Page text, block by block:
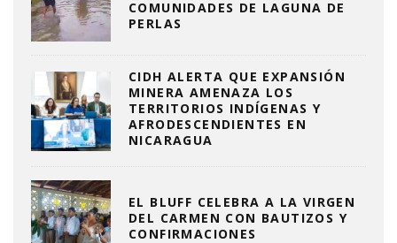
COMUNIDADES DE LAGUNA DE
PERLAS
CIDH ALERTA QUE EXPANSIÓN
MINERA AMENAZA LOS
TERRITORIOS INDÍGENAS Y
AFRODESCENDIENTES EN
NICARAGUA
EL BLUFF CELEBRA A LA VIRGEN
DEL CARMEN CON BAUTIZOS Y
CONFIRMACIONES